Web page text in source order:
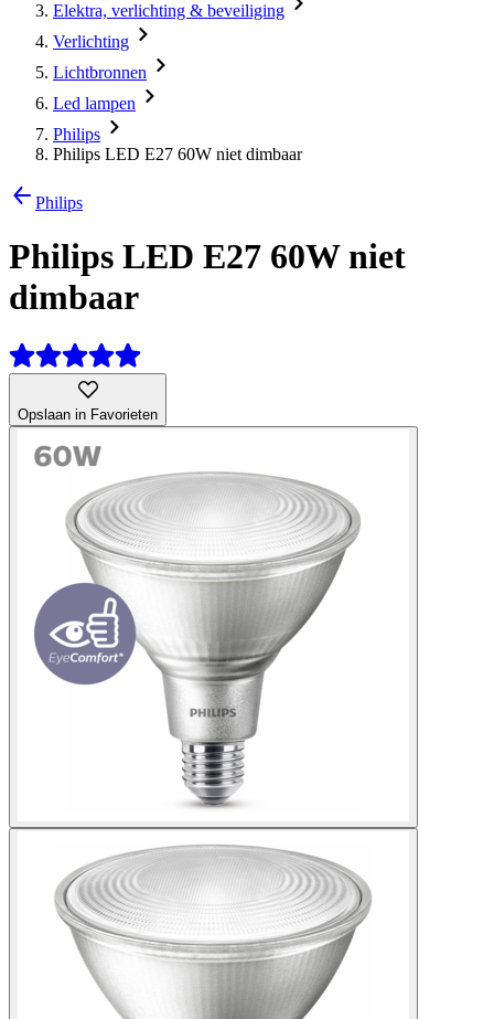
Elektra, verlichting & beveiliging
Verlichting
Lichtbronnen
Led lampen
Philips
Philips LED E27 60W niet dimbaar
Philips
Philips LED E27 60W niet
dimbaar
Opslaan in Favorieten